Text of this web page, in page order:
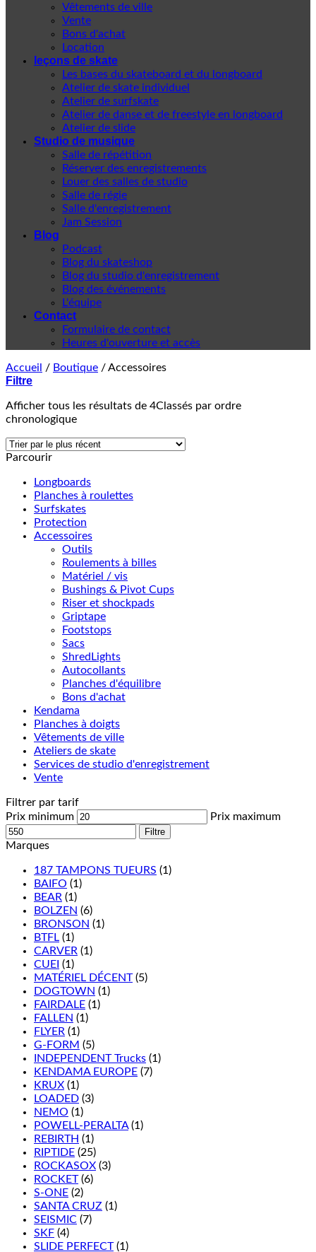
Vêtements de ville
Vente
Bons d'achat
Location
leçons de skate
Les bases du skateboard et du longboard
Atelier de skate individuel
Atelier de surfskate
Atelier de danse et de freestyle en longboard
Atelier de slide
Studio de musique
Salle de répétition
Réserver des enregistrements
Louer des salles de studio
Salle de régie
Salle d'enregistrement
Jam Session
Blog
Podcast
Blog du skateshop
Blog du studio d'enregistrement
Blog des événements
L'équipe
Contact
Formulaire de contact
Heures d'ouverture et accès
Accueil / Boutique /Accessoires
Filtre
Afficher tous les résultats de 4Classés par ordre
chronologique
Parcourir
Longboards
Planches à roulettes
Surfskates
Protection
Accessoires
Outils
Roulements à billes
Matériel / vis
Bushings & Pivot Cups
Riser et shockpads
Griptape
Footstops
Sacs
ShredLights
Autocollants
Planches d'équilibre
Bons d'achat
Kendama
Planches à doigts
Vêtements de ville
Ateliers de skate
Services de studio d'enregistrement
Vente
Filtrer par tarif
Prix minimum
Prix maximum
Filtre
Marques
187 TAMPONS TUEURS (1)
BAIFO (1)
BEAR (1)
BOLZEN (6)
BRONSON (1)
BTFL (1)
CARVER (1)
CUEI (1)
MATÉRIEL DÉCENT (5)
DOGTOWN (1)
FAIRDALE (1)
FALLEN (1)
FLYER (1)
G-FORM (5)
INDEPENDENT Trucks (1)
KENDAMA EUROPE (7)
KRUX (1)
LOADED (3)
NEMO (1)
POWELL-PERALTA (1)
REBIRTH (1)
RIPTIDE (25)
ROCKASOX (3)
ROCKET (6)
S-ONE (2)
SANTA CRUZ (1)
SEISMIC (7)
SKF (4)
SLIDE PERFECT (1)